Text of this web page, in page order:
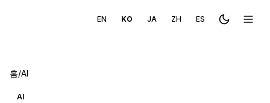
EN KO JA ZH ES Toggle메뉴
홈/AI
AI